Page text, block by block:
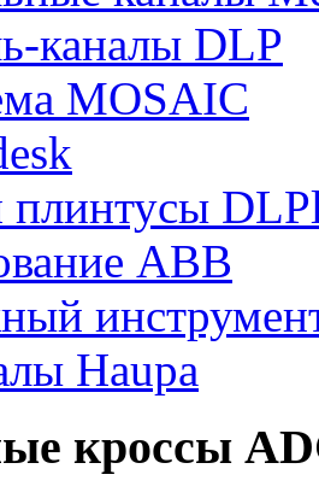
каналы DLP
MOSAIC
ABB
Haupa
кроссы